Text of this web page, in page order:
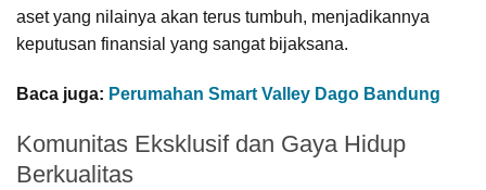
aset yang nilainya akan terus tumbuh, menjadikannya
keputusan finansial yang sangat bijaksana.
Baca juga: Perumahan Smart Valley Dago Bandung
Komunitas Eksklusif dan Gaya Hidup
Berkualitas